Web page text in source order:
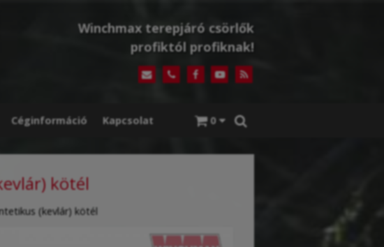
Winchmax terepjáró csörlők
profiktól profiknak!
0
Céginformáció Kapcsolat
kötél
(kevlár) kötél